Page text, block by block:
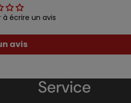
à écrire un avis
avis
Service